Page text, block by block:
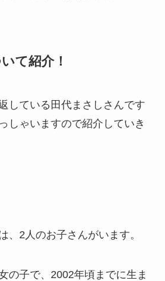
て紹介！
している田代まさしさんです
しゃいますので紹介していき
、2人のお子さんがいます。
の子で、2002年頃までに生ま